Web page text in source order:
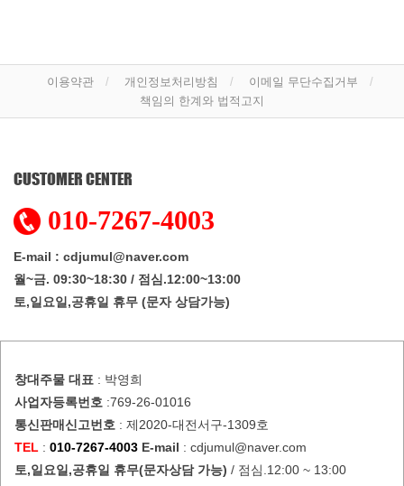
이용약관 개인정보처리방침
이메일 무단수집거부
책임의 한계와 법적고지
CUSTOMER CENTER
010-7267-4003
E-mail : cdjumul@naver.com
월~금. 09:30~18:30 / 점심.12:00~13:00
토,일요일,공휴일 휴무 (문자 상담가능)
창대주물 대표 : 박영희
사업자등록번호 :769-26-01016
통신판매신고번호 : 제2020-대전서구-1309호
TEL : 010-7267-4003 E-mail : cdjumul@naver.com
토,일요일,공휴일 휴무(문자상담 가능) / 점심.12:00 ~ 13:00